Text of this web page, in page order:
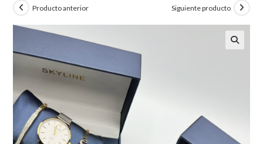
Producto anterior Siguiente producto